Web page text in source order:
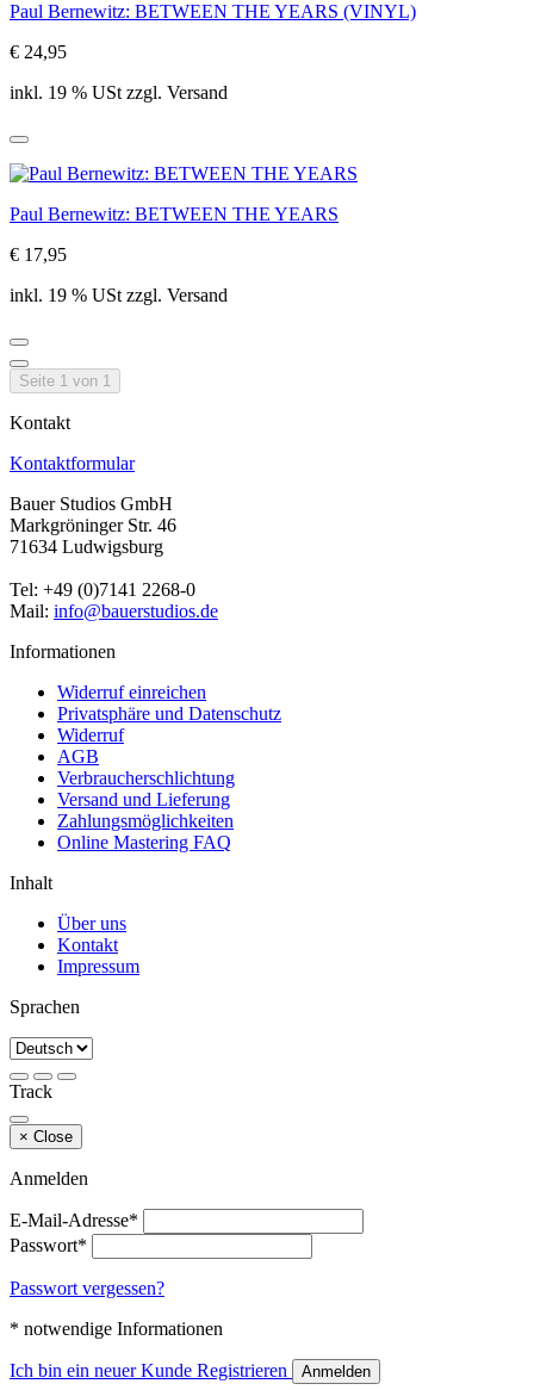
Paul Bernewitz: BETWEEN THE YEARS (VINYL)
€ 24,95
inkl. 19 % USt zzgl. Versand
Paul Bernewitz: BETWEEN THE YEARS
€ 17,95
inkl. 19 % USt zzgl. Versand
Seite 1 von 1
Kontakt
Kontaktformular
Bauer Studios GmbH
Markgröninger Str. 46
71634 Ludwigsburg
Tel: +49 (0)7141 2268-0
Mail: info@bauerstudios.de
Informationen
Widerruf einreichen
Privatsphäre und Datenschutz
Widerruf
AGB
Verbraucherschlichtung
Versand und Lieferung
Zahlungsmöglichkeiten
Online Mastering FAQ
Inhalt
Über uns
Kontakt
Impressum
Sprachen
Track
× Close
Anmelden
E-Mail-Adresse*
Passwort*
Passwort vergessen?
* notwendige Informationen
Ich bin ein neuer Kunde Registrieren Anmelden